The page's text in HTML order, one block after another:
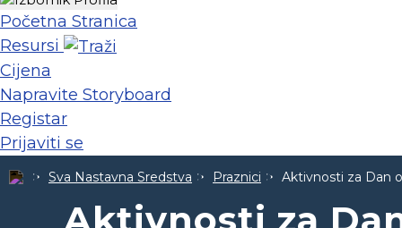
Početna Stranica
Resursi
Cijena
Napravite Storyboard
Registar
Prijaviti se
Sva Nastavna Sredstva Praznici Aktivnosti za Dan